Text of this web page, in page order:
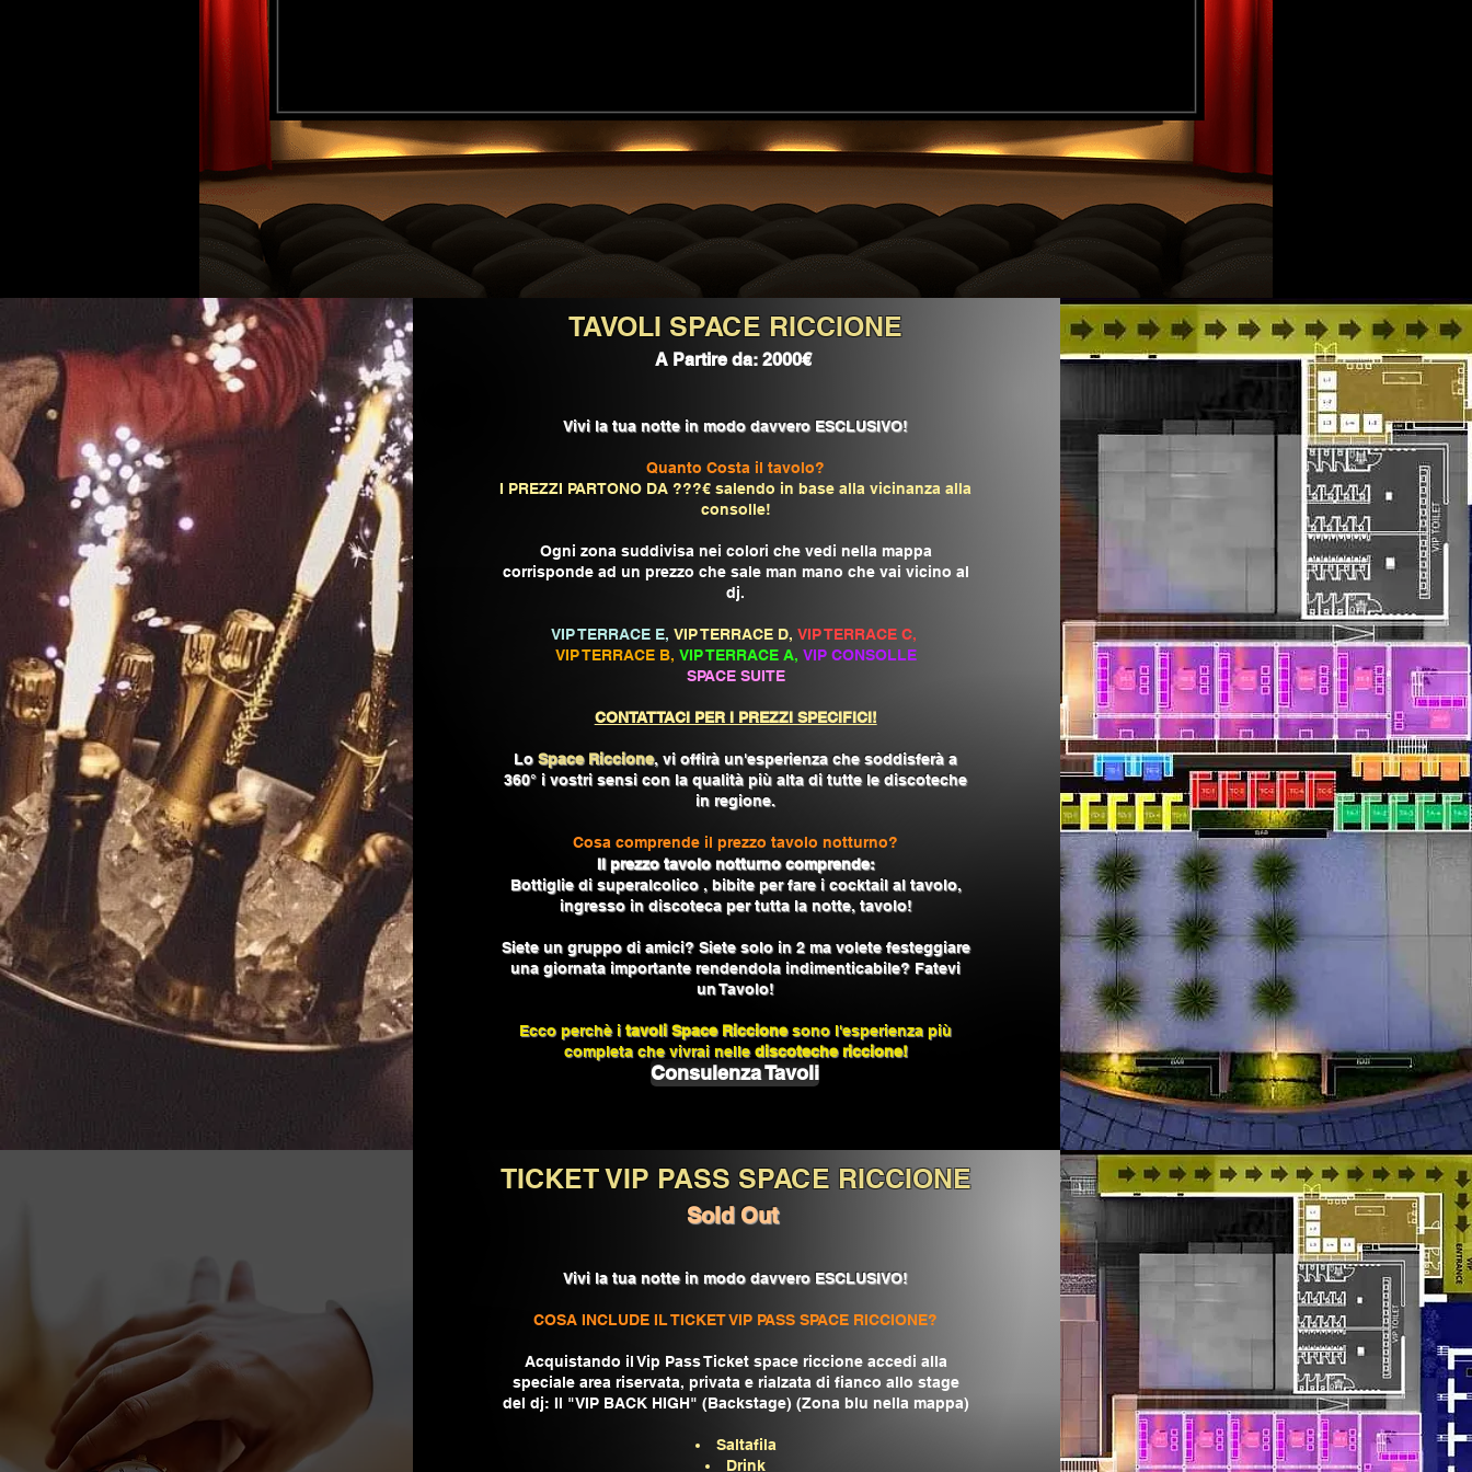
TAVOLI SPACE RICCIONE
A Partire da: 2000€
Vivi la tua notte in modo davvero ESCLUSIVO!
Quanto Costa il tavolo?
I PREZZI PARTONO DA ???€ salendo in base alla vicinanza alla
consolle!
Ogni zona suddivisa nei colori che vedi nella mappa
corrisponde ad un prezzo che sale man mano che vai vicino al
dj.
VIP TERRACE E, VIP TERRACE D, VIP TERRACE C,
VIP TERRACE B, VIP TERRACE A, VIP CONSOLLE
SPACE SUITE
CONTATTACI PER I PREZZI SPECIFICI!
LoSpace Riccione, vi offirà un'esperienza che soddisferà a
360° i vostri sensi con la qualità più alta di tutte le discoteche
in regione.
Cosa comprende il prezzo tavolo notturno?
Il prezzo tavolo notturno comprende:
Bottiglie di superalcolico , bibite per fare i cocktail al tavolo,
ingresso in discoteca per tutta la notte, tavolo!
Siete un gruppo di amici? Siete solo in 2 ma volete festeggiare
una giornata importante rendendola indimenticabile? Fatevi
un Tavolo!
Ecco perchè itavoli Space Riccionesono l'esperienza più
completa che vivrai nellediscoteche riccione!
Consulenza Tavoli
TICKET VIP PASS SPACE RICCIONE
Sold Out
Vivi la tua notte in modo davvero ESCLUSIVO!
COSA INCLUDE IL TICKET VIP PASS SPACE RICCIONE?
Acquistando il Vip Pass Ticket space riccione accedi alla
speciale area riservata, privata e rialzata di fianco allo stage
del dj: Il "VIP BACK HIGH" (Backstage) (Zona blu nella mappa)
Saltafila
Drink